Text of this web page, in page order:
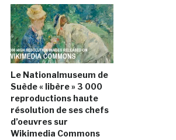
Le Nationalmuseum de
Suède « libère » 3 000
reproductions haute
résolution de ses chefs
d’oeuvres sur
Wikimedia Commons